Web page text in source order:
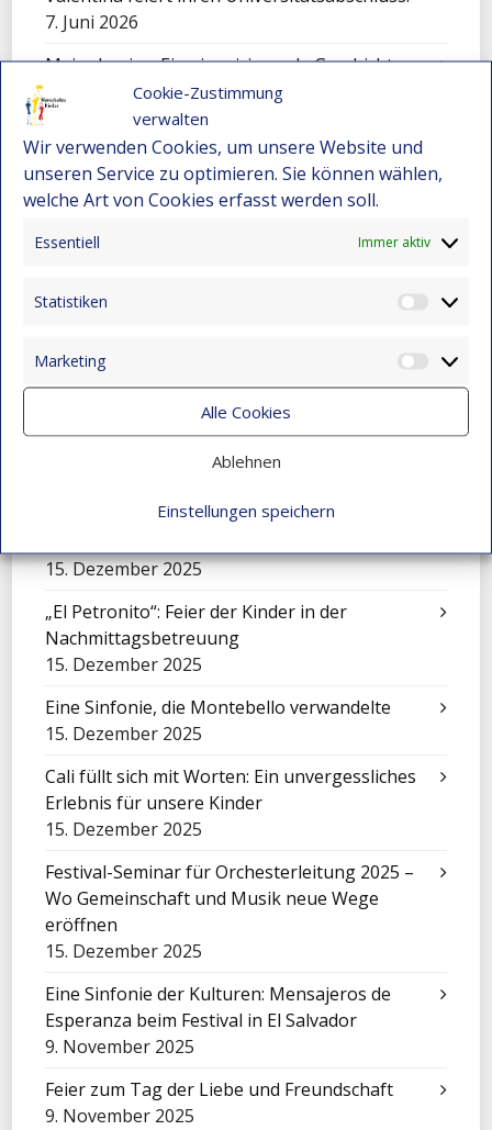
Cookie-Zustimmung
verwalten
Wir verwenden Cookies, um unsere Website und
unseren Service zu optimieren. Sie können wählen,
welche Art von Cookies erfasst werden soll.
Essentiell Immer aktiv
Statistiken
Marketing
Alle Cookies
Ablehnen
Einstellungen speichern
7. Juni 2026
Maira Lenis – Eine inspirierende Geschichte
voller Resilienz und Hoffnung
28. Januar 2026
Wie Alexander durch ein Stipendium seine
Familie unterstützt: Bildungschancen in
Kolumbien
22. Dezember 2025
bewirbt sich für ein Stipendium
Darwin Bravo – Vom Landleben zur
Leidenschaft für Computer
22. Dezember 2025
Wenn Kunst den Schmerz berührt
15. Dezember 2025
„El Petronito“: Feier der Kinder in der
Nachmittagsbetreuung
15. Dezember 2025
Eine Sinfonie, die Montebello verwandelte
15. Dezember 2025
Cali füllt sich mit Worten: Ein unvergessliches
Erlebnis für unsere Kinder
15. Dezember 2025
Festival-Seminar für Orchesterleitung 2025 –
Wo Gemeinschaft und Musik neue Wege
eröffnen
15. Dezember 2025
Eine Sinfonie der Kulturen: Mensajeros de
Esperanza beim Festival in El Salvador
9. November 2025
Feier zum Tag der Liebe und Freundschaft
9. November 2025